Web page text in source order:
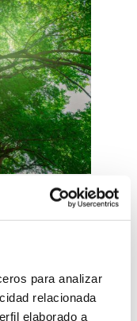
para analizar
relacionada
elaborado a